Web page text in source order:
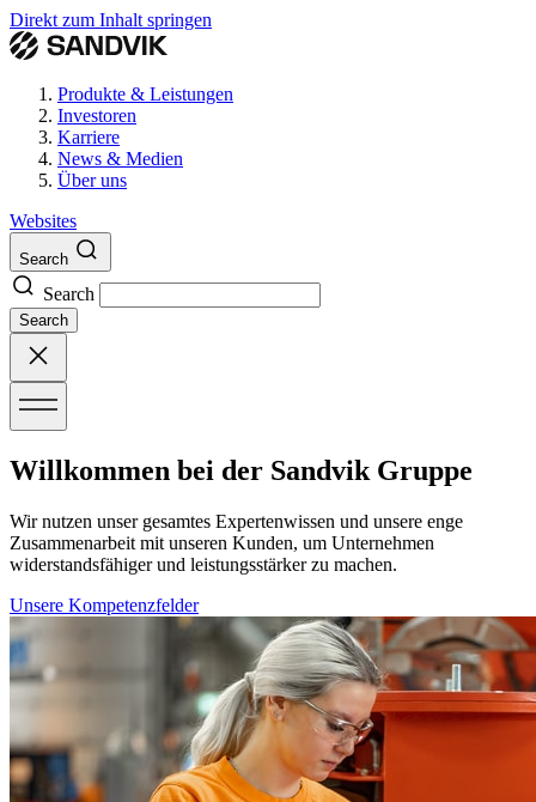
Direkt zum Inhalt springen
Produkte & Leistungen
Investoren
Karriere
News & Medien
Über uns
Websites
Search
Search
Search
Willkommen bei der Sandvik Gruppe
Wir nutzen unser gesamtes Expertenwissen und unsere enge
Zusammenarbeit mit unseren Kunden, um Unternehmen
widerstandsfähiger und leistungsstärker zu machen.
Unsere Kompetenzfelder